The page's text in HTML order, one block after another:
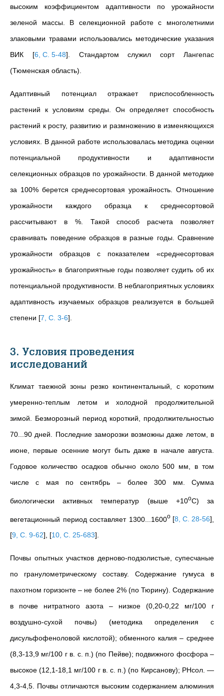
высоким коэффициентом адаптивности по урожайности
зеленой массы. В селекционной работе с многолетними
злаковыми травами использовались методические указания
ВИК [6, С. 5-48] . Стандартом служил сорт Лангепас
(Тюменская область).
Адаптивный потенциал отражает приспособленность
растений к условиям среды. Он определяет способность
растений к росту, развитию и размножению в изменяющихся
условиях. В данной работе использовалась методика оценки
потенциальной продуктивности и адаптивности
селекционных образцов по урожайности. В данной методике
за 100% берется среднесортовая урожайность. Отношение
урожайности каждого образца к среднесортовой
рассчитывают в %. Такой способ расчета позволяет
сравнивать поведение образцов в разные годы. Сравнение
урожайности образцов с показателем «среднесортовая
урожайность» в благоприятные годы позволяет судить об их
потенциальной продуктивности. В неблагоприятных условиях
адаптивность изучаемых образцов реализуется в большей
степени [7, С. 3-6]
3. Условия проведения
исследований
Климат таежной зоны резко континентальный, с коротким
умеренно-теплым летом и холодной продолжительной
зимой. Безморозный период короткий, продолжительностью
70...90 дней. Последние заморозки возможны даже летом, в
июне, первые осенние могут быть даже в начале августа.
Годовое количество осадков обычно около 500 мм, в том
числе с мая по сентябрь – более 300 мм. Сумма
биологически активных температур (выше +10оС) за
вегетационный период составляет 1300...1600о [8, С. 28-56]
[9, С. 9-62], [10, С. 25-683].
Почвы опытных участков дерново-подзолистые, супесчаные
по гранулометрическому составу. Содержание гумуса в
пахотном горизонте – не более 2% (по Тюрину). Содержание
в почве нитратного азота – низкое (0,20-0,22 мг/100 г
воздушно-сухой почвы) (методика определения с
дисульфофеноловой кислотой); обменного калия – среднее
(8,3-13,9 мг/100 г в. с. п.) (по Пейве); подвижного фосфора –
высокое (12,1-18,1 мг/100 г в. с. п.) (по Кирсанову); РНсол. —
4,3-4,5. Почвы отличаются высоким содержанием алюминия